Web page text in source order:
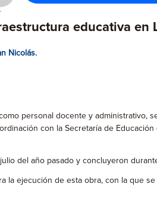
educativa en
Nicolás.
personal docente y administrativo,
con la Secretaría de
del año pasado y concluyeron
la ejecución de esta obra, con la que